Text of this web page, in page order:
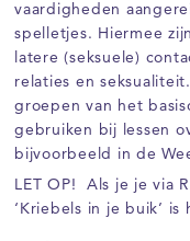
vaardigheden
spelletjes. Hiermee
latere (seksuele)
relaties en
groepen van het
gebruiken bij lessen
bijvoorbeeld in de
LET OP! Als je je via
‘Kriebels in je buik’